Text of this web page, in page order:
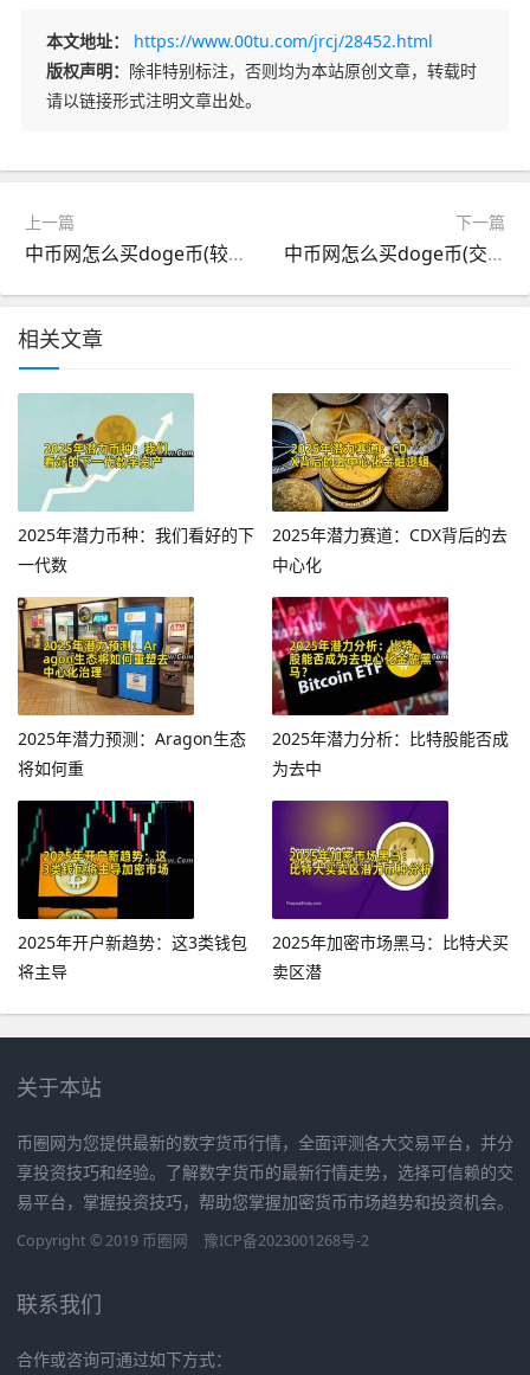
本文地址：
https://www.00tu.com/jrcj/28452.html
版权声明： 除非特别标注，否则均为本站原创文章，转载时
请以链接形式注明文章出处。
上一篇
中币网怎么买doge币(较佳数字货币交易平台)
下一篇
中币网怎么买doge币(交易平台数字货币交易所)
相关文章
2025年潜力币种：我们看好的下
一代数
2025年潜力赛道：CDX背后的去
中心化
2025年潜力预测：Aragon生态
将如何重
2025年潜力分析：比特股能否成
为去中
2025年开户新趋势：这3类钱包
将主导
2025年加密市场黑马：比特犬买
卖区潜
关于本站
币圈网为您提供最新的数字货币行情，全面评测各大交易平台，并分
享投资技巧和经验。了解数字货币的最新行情走势，选择可信赖的交
易平台，掌握投资技巧，帮助您掌握加密货币市场趋势和投资机会。
Copyright © 2019 币圈网 豫ICP备2023001268号-2
联系我们
合作或咨询可通过如下方式：